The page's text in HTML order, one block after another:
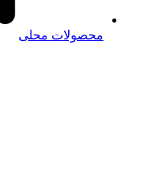
محصولات محلی